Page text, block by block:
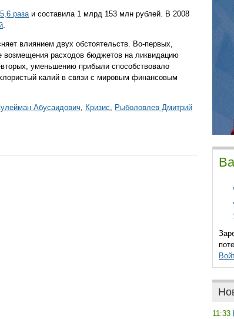
разаи составила 1 млрд 153 млн рублей. В 2008
.
влиянием двух обстоятельств. Во-первых,
возмещения расходов бюджетов на ликвидацию
уменьшению прибыли способствовало
калий в связи с мировым финансовым
Абусаидович, Кризис, Рыболовлев Дмитрий
11:33